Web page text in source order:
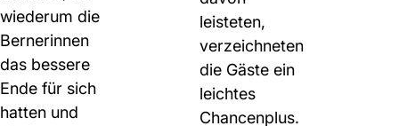
wiederum die
Bernerinnen
das bessere
Ende für sich
hatten und
leisteten,
verzeichneten
die Gäste ein
leichtes
Chancenplus.